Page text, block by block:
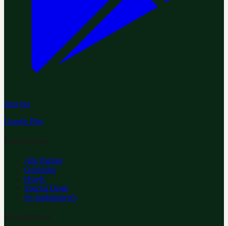
Jetzt bei
Google Play
Alle Partner
Golfclubs
Hotels
Special Deals
So funktioniert's